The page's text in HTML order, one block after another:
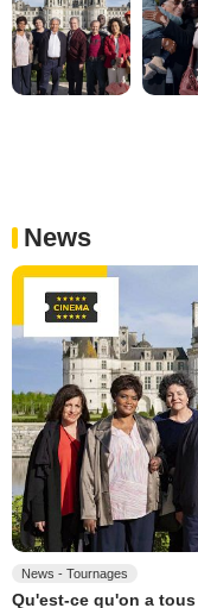
News
News - Tournages
Qu'est-ce qu'on a